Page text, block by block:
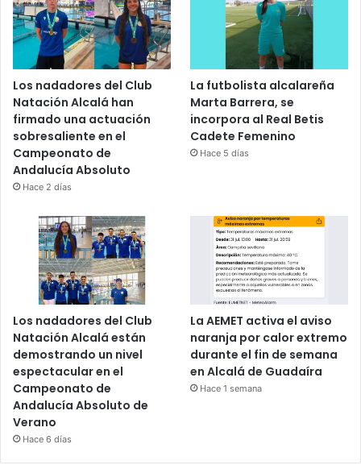
Los nadadores del Club
Natación Alcalá han
firmado una actuación
sobresaliente en el
Campeonato de
Andalucía Absoluto
Hace 2 días
La futbolista alcalareña
Marta Barrera, se
incorpora al Real Betis
Cadete Femenino
Hace 5 días
Los nadadores del Club
Natación Alcalá están
demostrando un nivel
espectacular en el
Campeonato de
Andalucía Absoluto de
Verano
Hace 6 días
La AEMET activa el aviso
naranja por calor extremo
durante el fin de semana
en Alcalá de Guadaíra
Hace 1 semana